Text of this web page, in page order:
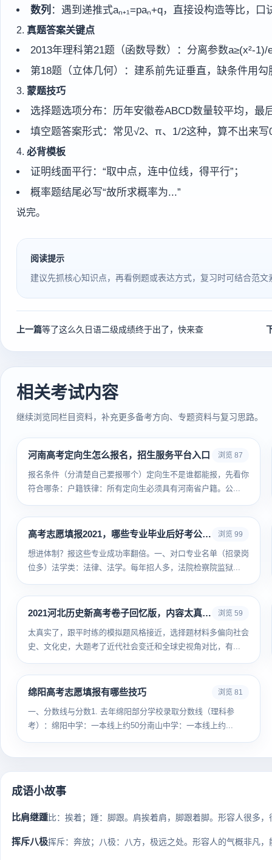
数列 ：遇到递推式aₙ₊₁=paₙ+q，直接设构造等比，口
2. 真题答案关键点
2013年理科第21题（函数导数）：分离参数a≥(x²-
第18题（立体几何）：建系前先证垂直，缺条件用
3. 蒙题技巧
选择题选项分布：历年安徽卷ABCD数量较平均，最
填空题答案形式：常见√2、π、1/2这种，算不出来写
4. 必背模板
证明线面平行：“取中点，连中位线，得平行”；
概率题结尾必写“故所求概率为...”
说完。
阅读提示
建议先抓核心知识点，再看例题或表达方式，复习时可结合范
上一篇等了这么久日语二级成绩终于出了，快来查
相关考试内容
继续浏览同栏目资料，补充更多备考方向、专题资料与复习思路。
河南高考定向生怎么报名，招生服务平台入口 浏览 87
报名条件（分清楚自己要报哪个）定向生不是谁都能报，先看你
符合哪条：户籍铁律：所有定向生必须具有河南省户籍。公...
高考志愿填报2021，哪些专业毕业后好考公务员 浏览 99
想进体制？报这些专业成功率翻倍。一、对口专业名单（招录岗
位多）法学类：法律、法学。每年招人多，法院检察院监狱...
2021河北历史新高考卷子回忆版，内容太真实了 浏览 59
太真实了，跟平时练的模拟题风格接近，选择题材料多偏向社会
史、文化史，大题考了近代社会变迁和全球史视角对比，有...
绵阳高考志愿填报有哪些技巧 浏览 81
一、分数线与分数1. 去年绵阳部分学校录取分数线（理科参
考）：绵阳中学：一本线上约50分南山中学：一本线上约...
成语小故事
比肩继踵比：挨着；踵：脚跟。肩挨着肩，脚跟着脚。形容人很多
挥斥八极挥斥：奔放；八极：八方，极远之处。形容人的气概非凡，